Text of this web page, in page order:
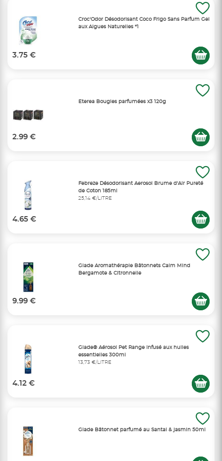
Croc'Odor Désodorisant Coco Frigo Sans Parfum Gel
aux Algues Naturelles *1
3.75 €
Eterea Bougies parfumées x3 120g
2.99 €
Febreze Désodorisant Aerosol Brume d'Air Pureté
de Coton 185ml
25,14 €/LITRE
4.65 €
Glade Aromathérapie Bâtonnets Calm Mind
Bergamote & Citronnelle
9.99 €
Glade® Aérosol Pet Range Infusé aux huiles
essentielles 300ml
13,73 €/LITRE
4.12 €
Glade Bâtonnet parfumé au Santal & jasmin 50ml